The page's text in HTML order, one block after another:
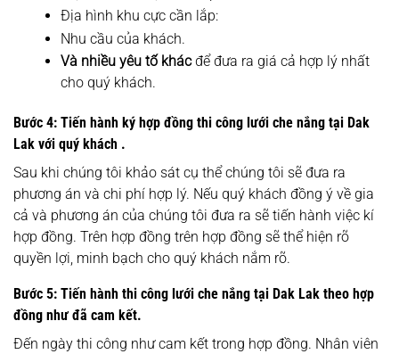
Địa hình khu cực cần lắp:
Nhu cầu của khách.
Và nhiều yêu tố khácđể đưa ra giá cả hợp lý nhất
cho quý khách.
Bước 4: Tiến hành ký hợp đồng thi công lưới che nắng tại Dak
Lak với quý khách .
Sau khi chúng tôi khảo sát cụ thể chúng tôi sẽ đưa ra
phương án và chi phí hợp lý. Nếu quý khách đồng ý về gia
cả và phương án của chúng tôi đưa ra sẽ tiến hành việc kí
hợp đồng. Trên hợp đồng trên hợp đồng sẽ thể hiện rõ
quyền lợi, minh bạch cho quý khách nắm rõ.
Bước 5: Tiến hành thi công lưới che nắng tại Dak Lak theo hợp
đồng như đã cam kết.
Đến ngày thi công như cam kết trong hợp đồng. Nhân viên